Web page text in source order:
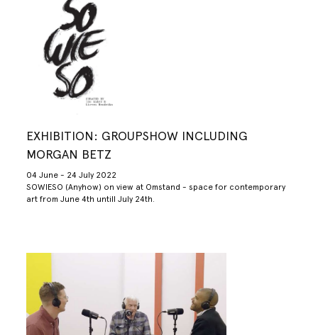
EXHIBITION: GROUPSHOW INCLUDING
MORGAN BETZ
04 June - 24 July 2022
SOWIESO (Anyhow) on view at Omstand - space for contemporary
art from June 4th untill July 24th.